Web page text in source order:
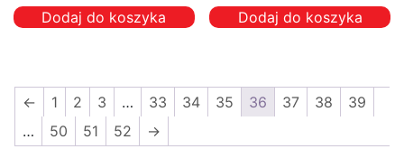
Dodaj do koszyka Dodaj do koszyka
← 1 2 3 … 33 34 35 36 37 38
39
…
50 51 52 →